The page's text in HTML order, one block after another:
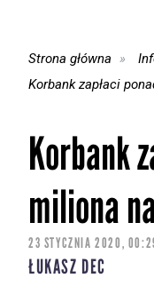
Strona główna
Korbank zapłaci
Korbank
miliona
23 STYCZNIA 2020,
ŁUKASZ DEC